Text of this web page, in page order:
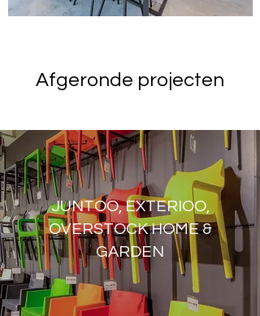
Afgeronde projecten
JUNTOO, EXTERIOO,
OVERSTOCK HOME &
GARDEN